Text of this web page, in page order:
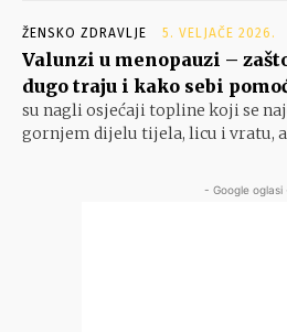
ŽENSKO ZDRAVLJE 5. VELJAČE 2026.
Valunzi u menopauzi –
dugo traju i kako sebi
su nagli osjećaji topline koji se
gornjem dijelu tijela, licu i vratu,
- Google oglasi